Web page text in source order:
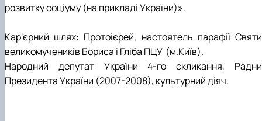
розвитку соціуму (на прикладі України)».
Кар'єрний шлях: Протоієрей, настоятель парафії
великомучеників Бориса і Гліба ПЦУ (м.Київ).
Народний депутат України 4-го скликання,
Президента України (2007-2008), культурний діяч.